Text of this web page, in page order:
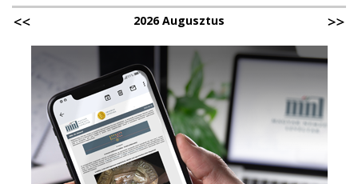
2026 Augusztus